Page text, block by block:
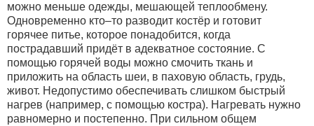
можно меньше одежды, мешающей теплообмену.
Одновременно кто–то разводит костёр и готовит
горячее питье, которое понадобится, когда
пострадавший придёт в адекватное состояние. С
помощью горячей воды можно смочить ткань и
приложить на область шеи, в паховую область, грудь,
живот. Недопустимо обеспечивать слишком быстрый
нагрев (например, с помощью костра). Нагревать нужно
равномерно и постепенно. При сильном общем